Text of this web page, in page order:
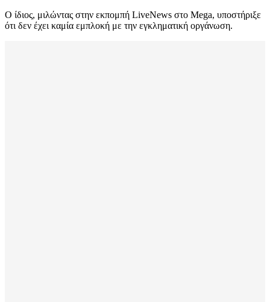
Ο ίδιος, μιλώντας στην εκπομπή LiveNews στο Mega, υποστήριξε
ότι δεν έχει καμία εμπλοκή με την εγκληματική οργάνωση.